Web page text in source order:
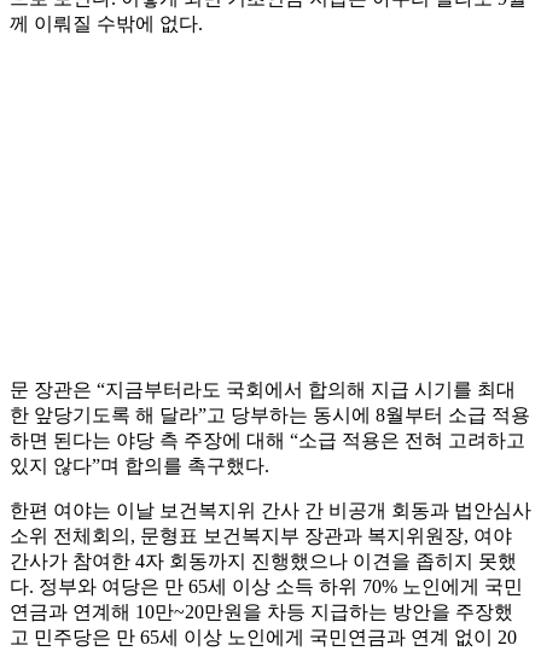
께 이뤄질 수밖에 없다.
문 장관은 “지금부터라도 국회에서 합의해 지급 시기를 최대
한 앞당기도록 해 달라”고 당부하는 동시에 8월부터 소급 적용
하면 된다는 야당 측 주장에 대해 “소급 적용은 전혀 고려하고
있지 않다”며 합의를 촉구했다.
한편 여야는 이날 보건복지위 간사 간 비공개 회동과 법안심사
소위 전체회의, 문형표 보건복지부 장관과 복지위원장, 여야
간사가 참여한 4자 회동까지 진행했으나 이견을 좁히지 못했
다. 정부와 여당은 만 65세 이상 소득 하위 70% 노인에게 국민
연금과 연계해 10만~20만원을 차등 지급하는 방안을 주장했
고 민주당은 만 65세 이상 노인에게 국민연금과 연계 없이 20